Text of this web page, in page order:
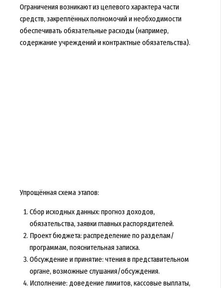
Ограничения возникают из целевого характера части
средств, закреплённых полномочий и необходимости
обеспечивать обязательные расходы (например,
содержание учреждений и контрактные обязательства).
Упрощённая схема этапов:
Сбор исходных данных: прогноз доходов,
обязательства, заявки главных распорядителей.
Проект бюджета: распределение по разделам/
программам, пояснительная записка.
Обсуждение и принятие: чтения в представительном
органе, возможные слушания/обсуждения.
Исполнение: доведение лимитов, кассовые выплаты,